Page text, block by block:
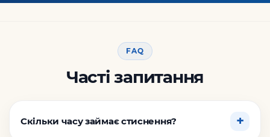
FAQ
Часті запитання
Скільки часу займає стиснення?